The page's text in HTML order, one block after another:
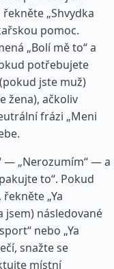
„Shvydka
pomoc.
„Bolí mě to“ a
potřebujete
jste muž)
žena), ačkoliv
frázi „Meni
— „Nerozumím“ — a
to“. Pokud
„Ya
následované
nebo „Ya
snažte se
místní